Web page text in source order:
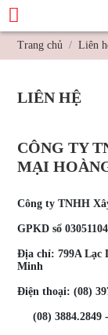
Trang chủ Liên
LIÊN HỆ
CÔNG TY
MẠI
Công ty TNHH
GPKD số
Địa chỉ: 799A Lạc
Minh
Điện thoại: (08)
(08) 3884.2849